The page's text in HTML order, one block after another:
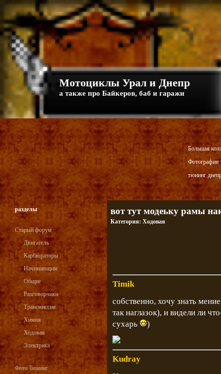
Мотоциклы Урал и Днепр
а также про Байкеров, баб и гаражи
Большая
Фотографии
тюнинг
разделы
Старый форум
Двигатель
Карбюраторы
Начинающим
Общие
Разговорчики
Трансмиссия
Химия
Ходовая
Электрика
Фото Тюнинг
вот тут модеьку рамы
Категория: Ходовая
Timik
собственно, хочу знать
так наглазок), и видели ли
сухарь
)
Kudray